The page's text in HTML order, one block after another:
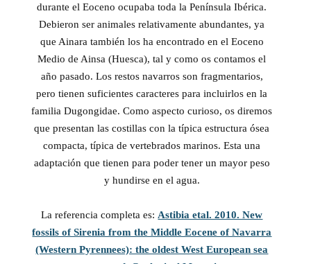
durante el Eoceno ocupaba toda la Península Ibérica.
Debieron ser animales relativamente abundantes, ya
que Ainara también los ha encontrado en el Eoceno
Medio de Ainsa (Huesca), tal y como os contamos el
año pasado. Los restos navarros son fragmentarios,
pero tienen suficientes caracteres para incluirlos en la
familia Dugongidae. Como aspecto curioso, os diremos
que presentan las costillas con la típica estructura ósea
compacta, típica de vertebrados marinos. Esta una
adaptación que tienen para poder tener un mayor peso
y hundirse en el agua.
La referencia completa es: Astibia etal. 2010. New
fossils of Sirenia from the Middle Eocene of Navarra
(Western Pyrennees): the oldest West European sea